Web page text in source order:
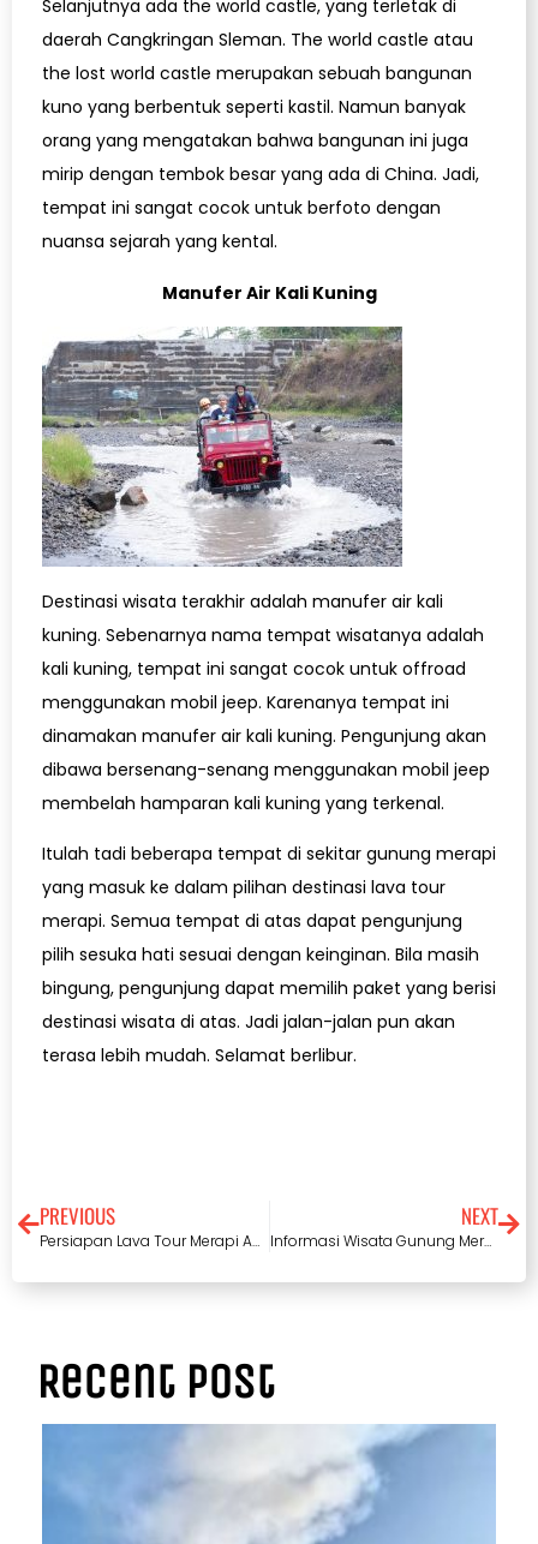
Selanjutnya ada the world castle, yang terletak di
daerah Cangkringan Sleman. The world castle atau
the lost world castle merupakan sebuah bangunan
kuno yang berbentuk seperti kastil. Namun banyak
orang yang mengatakan bahwa bangunan ini juga
mirip dengan tembok besar yang ada di China. Jadi,
tempat ini sangat cocok untuk berfoto dengan
nuansa sejarah yang kental.
Manufer Air Kali Kuning
Destinasi wisata terakhir adalah manufer air kali
kuning. Sebenarnya nama tempat wisatanya adalah
kali kuning, tempat ini sangat cocok untuk offroad
menggunakan mobil jeep. Karenanya tempat ini
dinamakan manufer air kali kuning. Pengunjung akan
dibawa bersenang-senang menggunakan mobil jeep
membelah hamparan kali kuning yang terkenal.
Itulah tadi beberapa tempat di sekitar gunung merapi
yang masuk ke dalam pilihan destinasi lava tour
merapi. Semua tempat di atas dapat pengunjung
pilih sesuka hati sesuai dengan keinginan. Bila masih
bingung, pengunjung dapat memilih paket yang berisi
destinasi wisata di atas. Jadi jalan-jalan pun akan
terasa lebih mudah. Selamat berlibur.
PREVIOUS
Persiapan Lava Tour Merapi Agar Petualangan Semakin Seru
NEXT
Informasi Wisata Gunung Merapi Lava Tour Yang Wajib Diketahui Lebih Jauh
Recent Post